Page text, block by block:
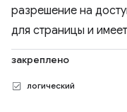
разрешение на
для страницы и
закреплено
логический